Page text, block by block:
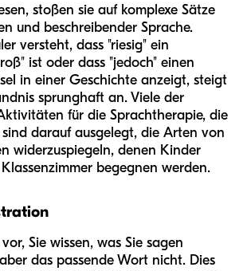
stoßen sie auf komplexe Sätze
und beschreibender Sprache.
versteht, dass "riesig" ein
ist oder dass "jedoch" einen
in einer Geschichte anzeigt, steigt
sprunghaft an. Viele der
für die Sprachtherapie, die
darauf ausgelegt, die Arten von
widerzuspiegeln, denen Kinder
begegnen werden.
Sie wissen, was Sie sagen
das passende Wort nicht. Dies